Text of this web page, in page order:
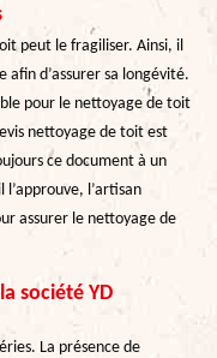
peut le fragiliser. Ainsi, il
d’assurer sa longévité.
pour le nettoyage de toit
nettoyage de toit est
ce document à un
l’approuve, l’artisan
assurer le nettoyage de
société YD
La présence de